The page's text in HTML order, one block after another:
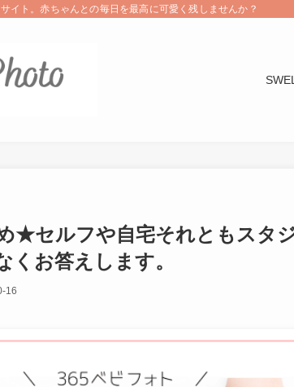
イト。赤ちゃんとの毎日を最高に可愛く残しませんか？
★セルフや自宅それともスタジ
お答えします。
16